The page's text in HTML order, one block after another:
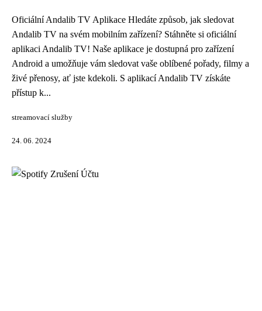
Oficiální Andalib TV Aplikace Hledáte způsob, jak sledovat
Andalib TV na svém mobilním zařízení? Stáhněte si oficiální
aplikaci Andalib TV! Naše aplikace je dostupná pro zařízení
Android a umožňuje vám sledovat vaše oblíbené pořady, filmy a
živé přenosy, ať jste kdekoli. S aplikací Andalib TV získáte
přístup k...
streamovací služby
24. 06. 2024